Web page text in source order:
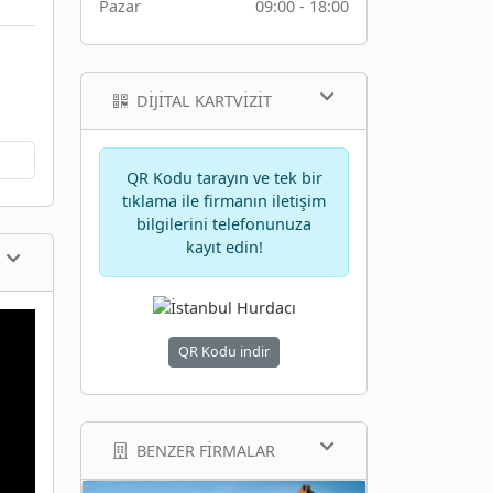
Pazar
09:00 - 18:00
DIJITAL KARTVIZIT
QR Kodu tarayın ve tek bir
tıklama ile firmanın iletişim
bilgilerini telefonunuza
kayıt edin!
QR Kodu indir
BENZER FIRMALAR